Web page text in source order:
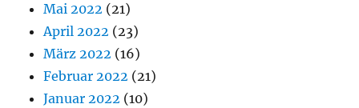
Mai 2022 (21)
April 2022 (23)
März 2022 (16)
Februar 2022 (21)
Januar 2022 (10)